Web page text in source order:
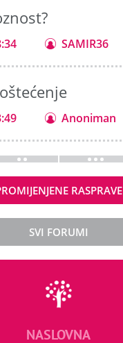
SAMIR36
Anoniman
RASPRAVE
SVI FORUMI
NASLOVNA